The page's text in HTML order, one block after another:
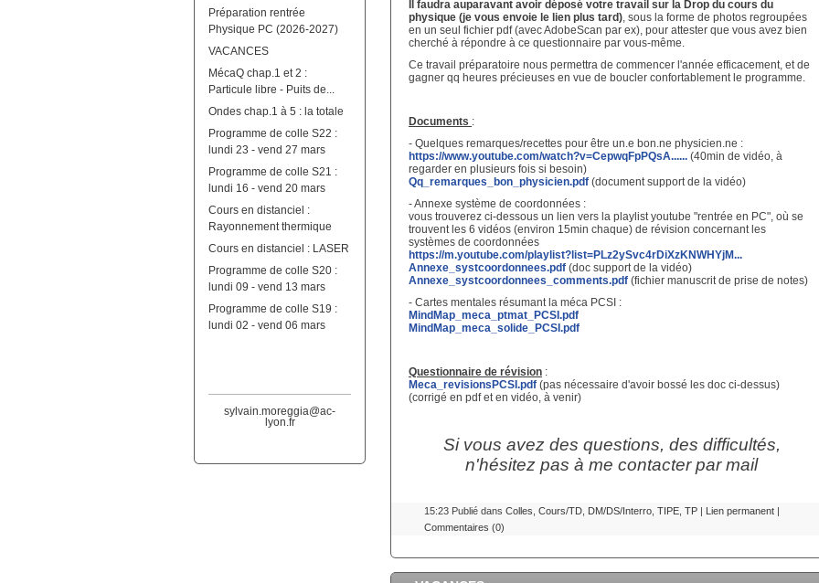
Préparation rentrée
Physique PC (2026-2027)
VACANCES
MécaQ chap.1 et 2 :
Particule libre - Puits de...
Ondes chap.1 à 5 : la totale
Programme de colle S22 :
lundi 23 - vend 27 mars
Programme de colle S21 :
lundi 16 - vend 20 mars
Cours en distanciel :
Rayonnement thermique
Cours en distanciel : LASER
Programme de colle S20 :
lundi 09 - vend 13 mars
Programme de colle S19 :
lundi 02 - vend 06 mars
sylvain.moreggia@ac-
lyon.fr
Il faudra auparavant avoir déposé votre travail sur la Drop du cours du
physique (je vous envoie le lien plus tard), sous la forme de photos regroupées
en un seul fichier pdf (avec AdobeScan par ex), pour attester que vous avez bien
cherché à répondre à ce questionnaire par vous-même.
Ce travail préparatoire nous permettra de commencer l'année efficacement, et de
gagner qq heures précieuses en vue de boucler confortablement le programme.
Documents :
- Quelques remarques/recettes pour être un.e bon.ne physicien.ne :
https://www.youtube.com/watch?v=CepwqFpPQsA...... (40min de vidéo, à
regarder en plusieurs fois si besoin)
Qq_remarques_bon_physicien.pdf (document support de la vidéo)
- Annexe système de coordonnées :
vous trouverez ci-dessous un lien vers la playlist youtube "rentrée en PC", où se
trouvent les 6 vidéos (environ 15min chaque) de révision concernant les
systèmes de coordonnées
https://m.youtube.com/playlist?list=PLz2ySvc4rDiXzKNWHYjM...
Annexe_systcoordonnees.pdf (doc support de la vidéo)
Annexe_systcoordonnees_comments.pdf (fichier manuscrit de prise de notes)
- Cartes mentales résumant la méca PCSI :
MindMap_meca_ptmat_PCSI.pdf
MindMap_meca_solide_PCSI.pdf
Questionnaire de révision :
Meca_revisionsPCSI.pdf (pas nécessaire d'avoir bossé les doc ci-dessus)
(corrigé en pdf et en vidéo, à venir)
Si vous avez des questions, des difficultés,
n'hésitez pas à me contacter par mail
15:23 Publié dans Colles Cours/TD DM/DS/Interro TIPE TP | Lien permanent |
Commentaires (0)